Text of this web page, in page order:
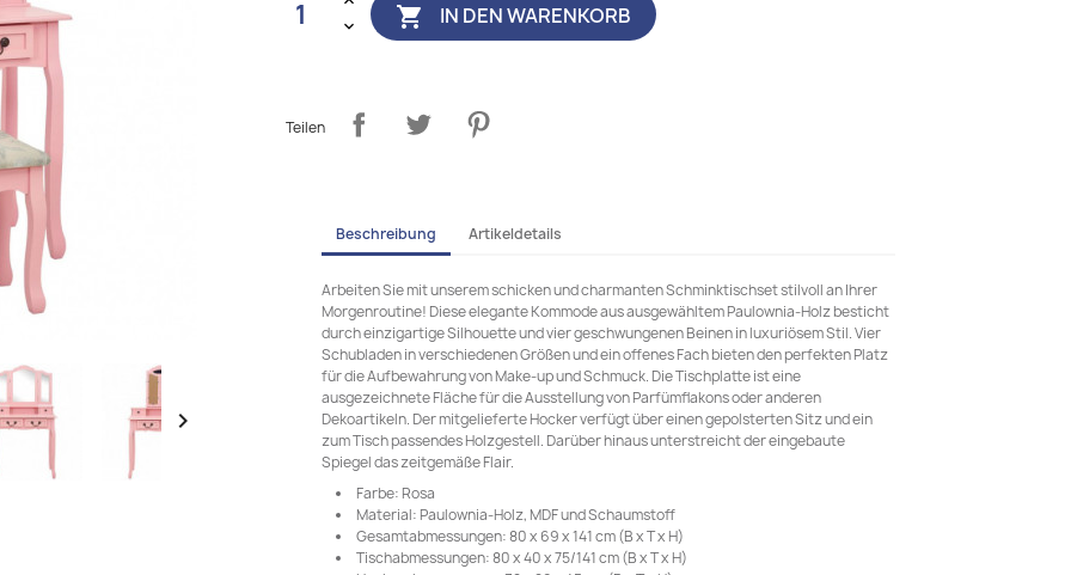

 IN DEN WARENKORB
Teilen
Beschreibung Artikeldetails
Arbeiten Sie mit unserem schicken und charmanten Schminktischset stilvoll an Ihrer
Morgenroutine! Diese elegante Kommode aus ausgewähltem Paulownia-Holz besticht
durch einzigartige Silhouette und vier geschwungenen Beinen in luxuriösem Stil. Vier
Schubladen in verschiedenen Größen und ein offenes Fach bieten den perfekten Platz
für die Aufbewahrung von Make-up und Schmuck. Die Tischplatte ist eine
ausgezeichnete Fläche für die Ausstellung von Parfümflakons oder anderen
Dekoartikeln. Der mitgelieferte Hocker verfügt über einen gepolsterten Sitz und ein
zum Tisch passendes Holzgestell. Darüber hinaus unterstreicht der eingebaute
Spiegel das zeitgemäße Flair.
Farbe: Rosa
Material: Paulownia-Holz, MDF und Schaumstoff
Gesamtabmessungen: 80 x 69 x 141 cm (B x T x H)
Tischabmessungen: 80 x 40 x 75/141 cm (B x T x H)